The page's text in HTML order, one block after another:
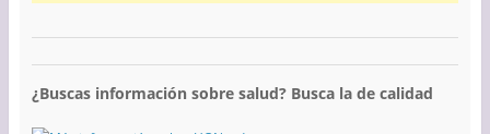
¿Buscas información sobre salud? Busca la de calidad